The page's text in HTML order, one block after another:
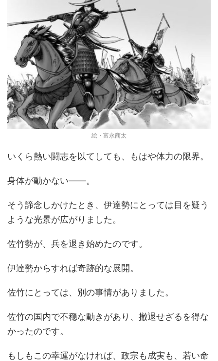
絵・富永商太
いくら熱い闘志を以てしても、もはや体力の限界。
身体が動かない――。
そう諦念しかけたとき、伊達勢にとっては目を疑う
ような光景が広がりました。
佐竹勢が、兵を退き始めたのです。
伊達勢からすれば奇跡的な展開。
佐竹にとっては、別の事情がありました。
佐竹の国内で不穏な動きがあり、撤退せざるを得な
かったのです。
もしもこの幸運がなければ、政宗も成実も、若い命